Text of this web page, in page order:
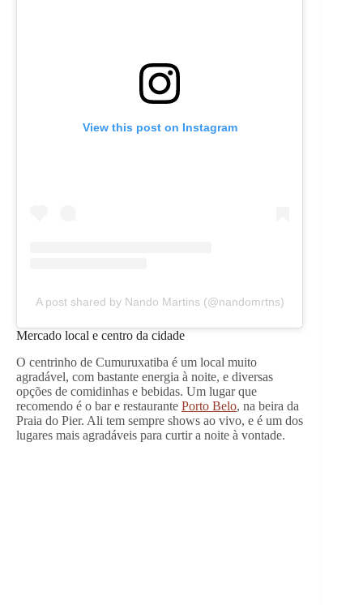
View this post on Instagram
A post shared by Nando Martins (@nandomrtns)
Mercado local e centro da cidade
O centrinho de Cumuruxatiba é um local muito
agradável, com bastante energia à noite, e diversas
opções de comidinhas e bebidas. Um lugar que
recomendo é o bar e restaurante Porto Belo, na beira da
Praia do Pier. Ali tem sempre shows ao vivo, e é um dos
lugares mais agradáveis para curtir a noite à vontade.